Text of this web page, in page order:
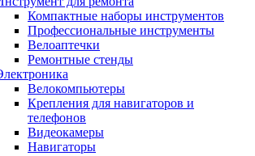
Компактные наборы инструментов
Профессиональные инструменты
Велоаптечки
Ремонтные стенды
Велокомпьютеры
Крепления для навигаторов и
телефонов
Видеокамеры
Навигаторы